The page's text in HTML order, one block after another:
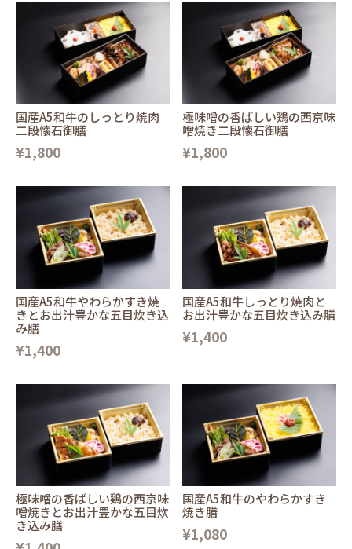
国産A5和牛のしっとり焼肉
二段懐石御膳
¥1,800
極味噌の香ばしい鶏の西京味
噌焼き二段懐石御膳
¥1,800
国産A5和牛やわらかすき焼
きとお出汁豊かな五目炊き込
み膳
¥1,400
国産A5和牛しっとり焼肉と
お出汁豊かな五目炊き込み膳
¥1,400
極味噌の香ばしい鶏の西京味
噌焼きとお出汁豊かな五目炊
き込み膳
国産A5和牛のやわらかすき
焼き膳
¥1,080